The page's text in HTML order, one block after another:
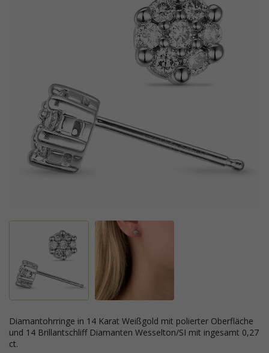
Diamantohrringe in 14 Karat Weißgold mit polierter Oberfläche
und 14 Brillantschliff Diamanten Wesselton/SI mit ingesamt 0,27
ct.